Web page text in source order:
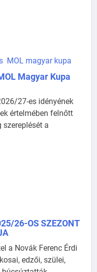
MOL magyar kupa
Magyar Kupa
27-es idényének
értelmében felnőtt
a
26-OS SZEZONT
a Novák Ferenc Érdi
edzői, szülei,